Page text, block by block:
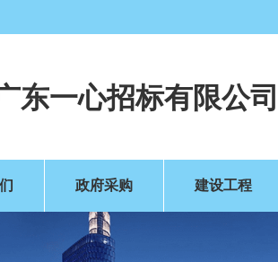
东一心招标有限公司
政府采购 建设工程